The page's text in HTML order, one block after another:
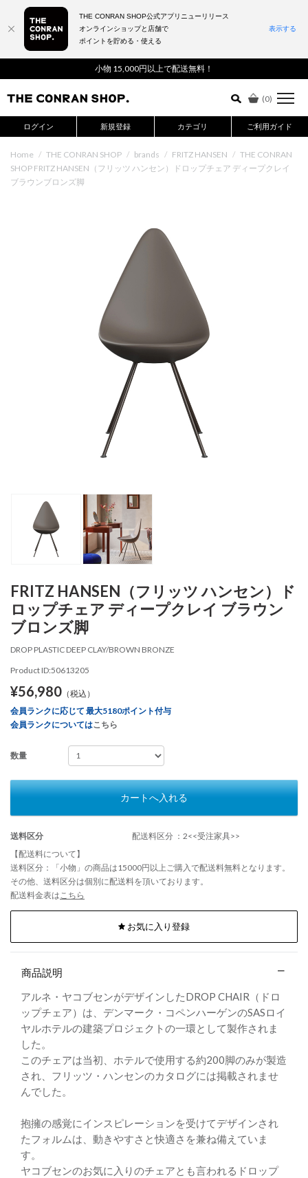
小物 15,000円以上で配送無料！
(0)
ログイン 新規登録 カテゴリ ご利用ガイド
詳細検索はこちら
Home / THE CONRAN SHOP / brands / FRITZ HANSEN / THE CONRAN
SHOP FRITZ HANSEN（フリッツ ハンセン）ドロップチェア ディープクレイ
ブラウンブロンズ脚
FRITZ HANSEN（フリッツ ハンセン）ド
ロップチェア ディープクレイ ブラウン
ブロンズ脚
DROP PLASTIC DEEP CLAY/BROWN BRONZE
Product ID:50613205
¥56,980 （税込）
会員ランクに応じて 最大5180ポイント付与
会員ランクについてはこちら
数量
カートへ入れる
送料区分
配送料区分 ：2<<受注家具>>
【配送料について】
送料区分：「小物」の商品は15000円以上ご購入で配送料無料となります。
その他、送料区分は個別に配送料を頂いております。
配送料金表は こちら
お気に入り登録
商品説明
アルネ・ヤコブセンがデザインしたDROP CHAIR（ドロ
ップチェア）は、デンマーク・コペンハーゲンのSASロイ
ヤルホテルの建築プロジェクトの一環として製作されま
した。
このチェアは当初、ホテルで使用する約200脚のみが製造
され、フリッツ・ハンセンのカタログには掲載されませ
んでした。
抱擁の感覚にインスピレーションを受けてデザインされ
たフォルムは、動きやすさと快適さを兼ね備えていま
す。
ヤコブセンのお気に入りのチェアとも言われるドロップ
THE CONRAN SHOP公式アプリニューリリース
オンラインショップと店舗で
ポイントを貯める・使える
表示する